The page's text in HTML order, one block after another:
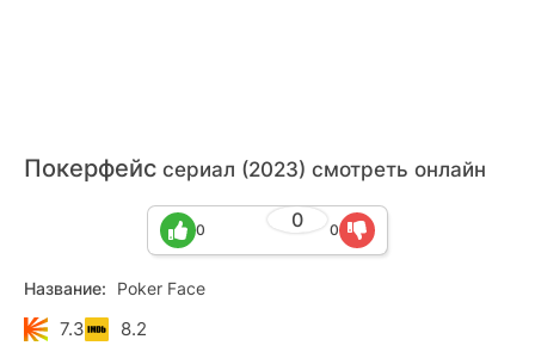
Покерфейс сериал (2023) смотреть онлайн
0
0 0
Название: Poker Face
7.3 8.2